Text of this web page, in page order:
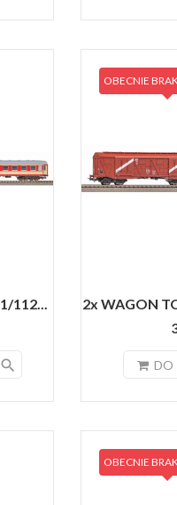
112...
search
2x WAGON
DO
OBECNIE
OBECNIE